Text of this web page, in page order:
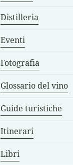
Distilleria
Eventi
Fotografia
Glossario del vino
Guide turistiche
Itinerari
Libri